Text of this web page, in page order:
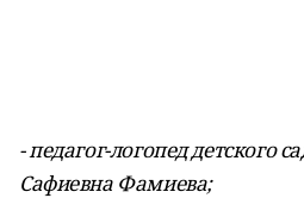
- педагог-логопед детского
Сафиевна Фамиева;